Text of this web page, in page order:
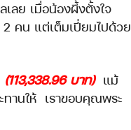
เลย เมื่อน้องผึ้งตั้งใจ
คน แต่เต็มเปี่ยมไปด้วย
(113,338.96 บาท) แม้
ทานให้  เราขอบคุณพระ